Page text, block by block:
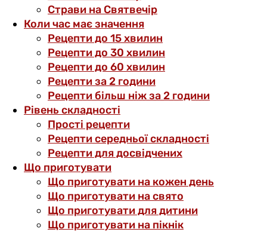
Страви на Святвечір
Коли час має значення
Рецепти до 15 хвилин
Рецепти до 30 хвилин
Рецепти до 60 хвилин
Рецепти за 2 години
Рецепти більш ніж за 2 години
Рівень складності
Прості рецепти
Рецепти середньої складності
Рецепти для досвідчених
Що приготувати
Що приготувати на кожен день
Що приготувати на свято
Що приготувати для дитини
Що приготувати на пікнік